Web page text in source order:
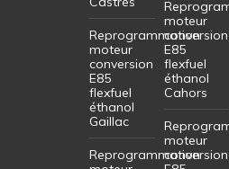
Reprogrammation
moteur
conversion
E85
flexfuel
éthanol
Gaillac
Reprogrammation
moteur
conversion
E85
flexfuel
éthanol
Cahors
moteur
conversion